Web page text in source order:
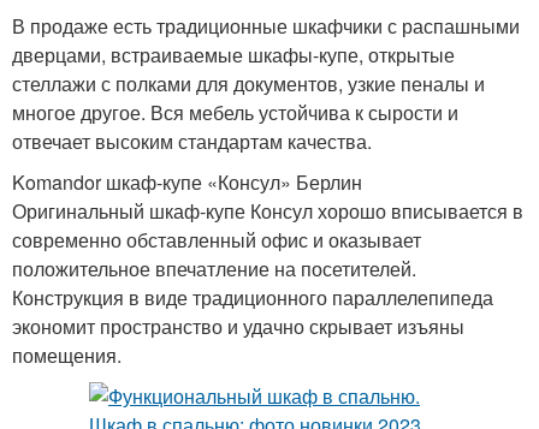
В продаже есть традиционные шкафчики с распашными
дверцами, встраиваемые шкафы-купе, открытые
стеллажи с полками для документов, узкие пеналы и
многое другое. Вся мебель устойчива к сырости и
отвечает высоким стандартам качества.
Komandor шкаф-купе «Консул» Берлин
Оригинальный шкаф-купе Консул хорошо вписывается в
современно обставленный офис и оказывает
положительное впечатление на посетителей.
Конструкция в виде традиционного параллелепипеда
экономит пространство и удачно скрывает изъяны
помещения.